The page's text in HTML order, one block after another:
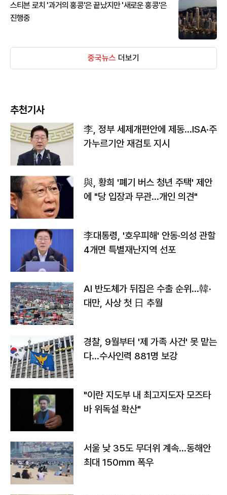
스티븐 로치 '과거의 홍콩'은 끝났지만 '새로운 홍콩'은
진행중
중국뉴스 더보기
추천기사
李, 정부 세제개편안에 제동…ISA·주
가누르기안 재검토 지시
與, 황희 '폐기 버스 청년 주택' 제안
에 "당 입장과 무관…개인 의견"
李대통령, '호우피해' 안동·의성 관할
4개면 특별재난지역 선포
AI 반도체가 뒤집은 수출 순위…韓·
대만, 사상 첫 日 추월
경찰, 9월부터 '제 가족 사건' 못 맡는
다…수사인력 881명 보강
"이란 지도부 내 최고지도자 모즈타
바 위독설 확산"
서울 낮 35도 무더위 계속…동해안
최대 150㎜ 폭우